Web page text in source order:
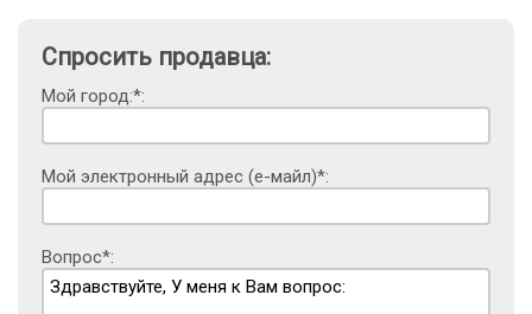
Спросить продавца:
Мой город:*:
Мой электронный адрес (е-майл)*:
Вопрос*: